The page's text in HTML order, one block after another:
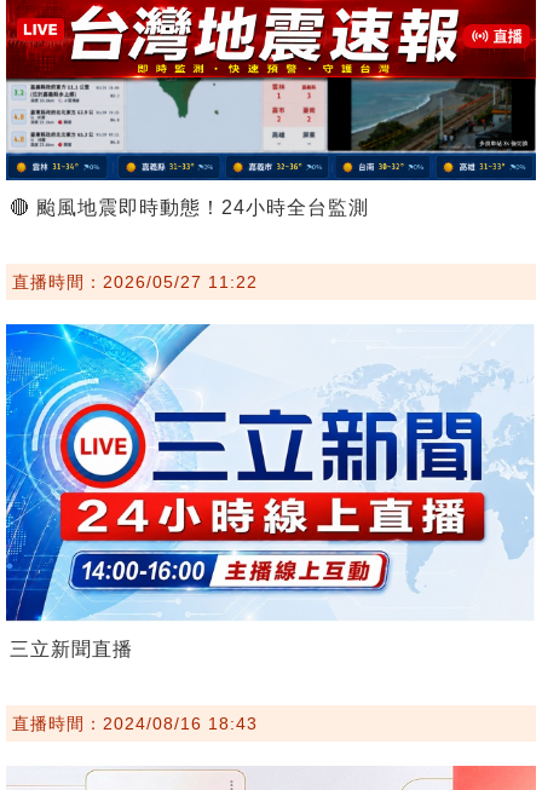
🔴 颱風地震即時動態！24小時全台監測
直播時間：2026/05/27 11:22
三立新聞直播
直播時間：2024/08/16 18:43